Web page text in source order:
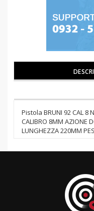
Pistola BRUNI 92 CAL 8
CALIBRO 8MM AZIONE
LUNGHEZZA 220MM